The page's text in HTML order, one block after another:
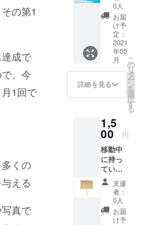
の第1
成で
、今
1回で
くの
える
真で
ム）を
記載
1000円
動画の
終わり
に応援
してく
れた人
として
お名前
を掲載
す。 備
考欄に
名前を
入力し
てくだ
さい。
※支援
時、必
ず備考
欄にご
希望の
0人
お届
け予
定：
2021
年05
月
詳細を見る
こ
の
リ
タ
ー
ン
を
選
択
す
る
1,5
00 円
移動中
に持っ
ている
プレー
トに名
（ニッ
クネー
支援
者：
0人
お届
け予